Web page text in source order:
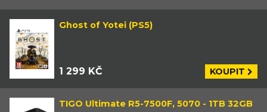
Ghost of Yotei (PS5)
1 299 KČ KOUPIT
TIGO Ultimate R5-7500F, 5070 - 1TB 32GB